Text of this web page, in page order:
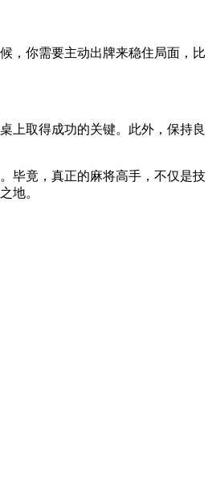
，你需要主动出牌来稳住局面，比
上取得成功的关键。此外，保持良
毕竟，真正的麻将高手，不仅是技
地。